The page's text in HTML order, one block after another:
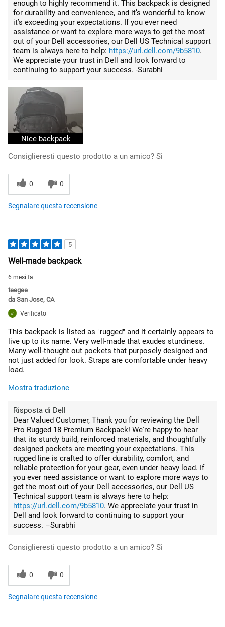
enough to highly recommend it. This backpack is designed
for durability and convenience, and it’s wonderful to know
it’s exceeding your expectations. If you ever need
assistance or want to explore more ways to get the most
out of your Dell accessories, our Dell US Technical support
team is always here to help: https://url.dell.com/9b5810.
We appreciate your trust in Dell and look forward to
continuing to support your success. -Surabhi
Nice backpack
Consiglieresti questo prodotto a un amico? Sì
0 0
Segnalare questa recensione
5
Well-made backpack
6 mesi fa
teegee
da San Jose, CA
Verificato
This backpack is listed as "rugged" and it certainly appears to
live up to its name. Very well-made that exudes sturdiness.
Many well-thought out pockets that purposely designed and
not just added for look. Straps are comfortable under heavy
load.
Mostra traduzione
Risposta di Dell
Dear Valued Customer, Thank you for reviewing the Dell
Pro Rugged 18 Premium Backpack! We're happy to hear
that its sturdy build, reinforced materials, and thoughtfully
designed pockets are meeting your expectations. This
rugged line is crafted to offer durability, comfort, and
reliable protection for your gear, even under heavy load. If
you ever need assistance or want to explore more ways to
get the most out of your Dell accessories, our Dell US
Technical support team is always here to help:
https://url.dell.com/9b5810. We appreciate your trust in
Dell and look forward to continuing to support your
success. –Surabhi
Consiglieresti questo prodotto a un amico? Sì
0 0
Segnalare questa recensione